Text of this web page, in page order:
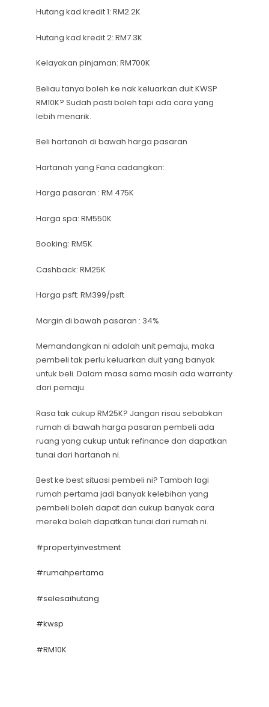
Hutang kad kredit 1: RM2.2K
Hutang kad kredit 2: RM7.3K
Kelayakan pinjaman: RM700K
Beliau tanya boleh ke nak keluarkan duit KWSP
RM10K? Sudah pasti boleh tapi ada cara yang
lebih menarik.
Beli hartanah di bawah harga pasaran
Hartanah yang Fana cadangkan:
Harga pasaran : RM 475K
Harga spa: RM550K
Booking: RM5K
Cashback: RM25K
Harga psft: RM399/psft
Margin di bawah pasaran : 34%
Memandangkan ni adalah unit pemaju, maka
pembeli tak perlu keluarkan duit yang banyak
untuk beli. Dalam masa sama masih ada warranty
dari pemaju.
Rasa tak cukup RM25K? Jangan risau sebabkan
rumah di bawah harga pasaran pembeli ada
ruang yang cukup untuk refinance dan dapatkan
tunai dari hartanah ni.
Best ke best situasi pembeli ni? Tambah lagi
rumah pertama jadi banyak kelebihan yang
pembeli boleh dapat dan cukup banyak cara
mereka boleh dapatkan tunai dari rumah ni.
#propertyinvestment
#rumahpertama
#selesaihutang
#kwsp
#RM10K